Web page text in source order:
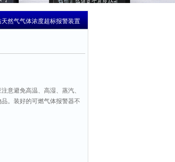
然气气体浓度超标报警装置
意避免高温、高湿、蒸汽、
。装好的可燃气体报警器不